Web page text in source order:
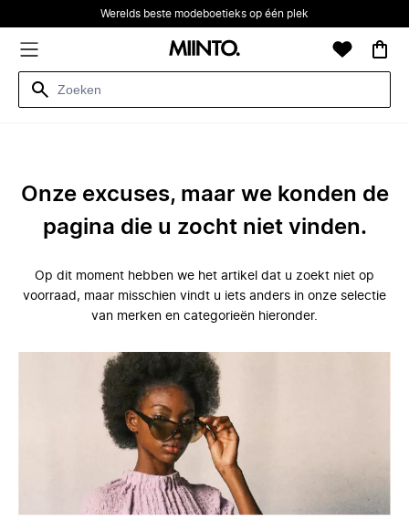
Werelds beste modeboetieks op één plek
Onze excuses, maar we konden de
pagina die u zocht niet vinden.
Op dit moment hebben we het artikel dat u zoekt niet op
voorraad, maar misschien vindt u iets anders in onze selectie
van merken en categorieën hieronder.